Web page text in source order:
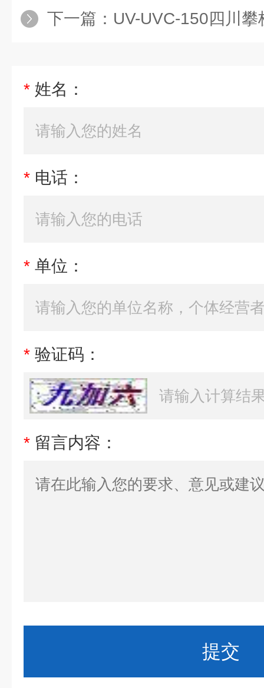
下一篇： UV-UVC-150四川攀枝花管道式紫外
* 姓名：
* 电话：
* 单位：
* 验证码：
* 留言内容：